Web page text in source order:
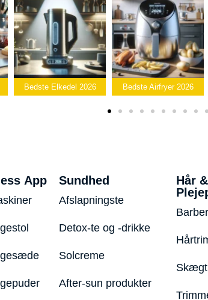
Bedste Airfryer 2026
Bedste
Popcornmaskine
App Sundhed
Afslapningste
Detox-te og -drikke
Solcreme
After-sun produkter
Hår &